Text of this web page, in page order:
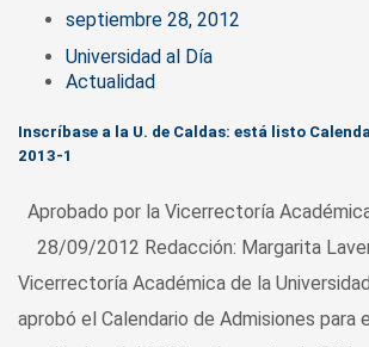
septiembre 28, 2012
Universidad al Día
Actualidad
Inscríbase a la U. de Caldas: está listo
2013-1
Aprobado por la Vicerrectoría
28/09/2012 Redacción: Margarita
Vicerrectoría Académica de la
aprobó el Calendario de Admisiones para